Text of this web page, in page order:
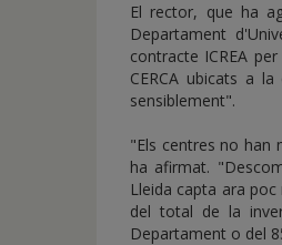
El rector, que ha
Departament
contracte ICREA
CERCA ubicats a
sensiblement".
"Els centres no han
ha afirmat.
Lleida capta ara
del total de la
Departament o del